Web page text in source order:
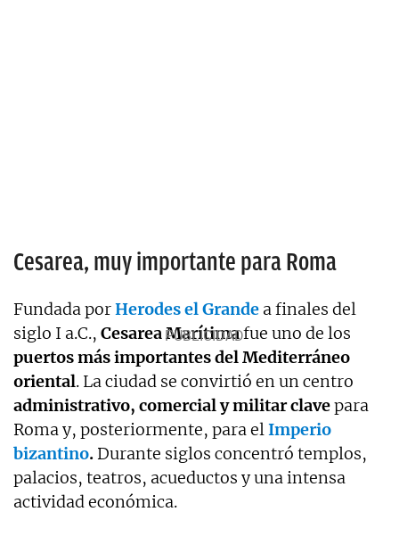
Cesarea, muy importante para Roma
Fundada porHerodes el Grande a finales del
siglo I a.C., Cesarea Marítimafue uno de los
puertos más importantes del Mediterráneo
oriental. La ciudad se convirtió en un centro
administrativo, comercial y militar clavepara
Roma y, posteriormente, para elImperio
bizantino. Durante siglos concentró templos,
palacios, teatros, acueductos y una intensa
actividad económica.